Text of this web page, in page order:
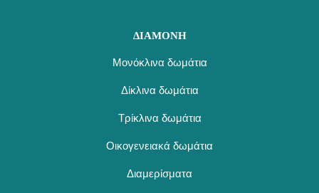
ΔΙΑΜΟΝΗ
Μονόκλινα δωμάτια
Δίκλινα δωμάτια
Τρίκλινα δωμάτια
Οικογενειακά δωμάτια
Διαμερίσματα